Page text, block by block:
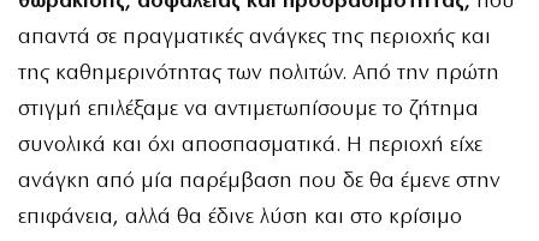
απαντά σε πραγματικές ανάγκες της περιοχής και
της καθημερινότητας των πολιτών. Από την πρώτη
στιγμή επιλέξαμε να αντιμετωπίσουμε το ζήτημα
συνολικά και όχι αποσπασματικά. Η περιοχή είχε
ανάγκη από μία παρέμβαση που δε θα έμενε στην
επιφάνεια, αλλά θα έδινε λύση και στο κρίσιμο